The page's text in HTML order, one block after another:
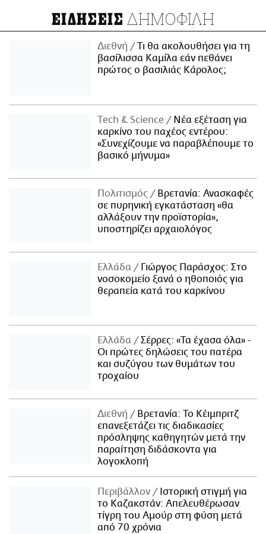
ΕΙΔΗΣΕΙΣ ΔΗΜΟΦΙΛΗ
Διεθνή
Τι θα ακολουθήσει για τη
βασίλισσα Καμίλα εάν πεθάνει
πρώτος ο βασιλιάς Κάρολος;
Τech & Science
Νέα εξέταση για
καρκίνο του παχέος εντέρου:
«Συνεχίζουμε να παραβλέπουμε το
βασικό μήνυμα»
Πολιτισμός
Βρετανία: Ανασκαφές
σε πυρηνική εγκατάσταση «θα
αλλάξουν την προϊστορία»,
υποστηρίζει αρχαιολόγος
Ελλάδα
Γιώργος Παράσχος: Στο
νοσοκομείο ξανά ο ηθοποιός για
θεραπεία κατά του καρκίνου
Ελλάδα
Σέρρες: «Τα έχασα όλα» -
Οι πρώτες δηλώσεις του πατέρα
και συζύγου των θυμάτων του
τροχαίου
Διεθνή
Βρετανία: Το Κέιμπριτζ
επανεξετάζει τις διαδικασίες
πρόσληψης καθηγητών μετά την
παραίτηση διδάσκοντα για
λογοκλοπή
Περιβάλλον
Ιστορική στιγμή για
το Καζακστάν: Απελευθέρωσαν
τίγρη του Αμούρ στη φύση μετά
από 70 χρόνια